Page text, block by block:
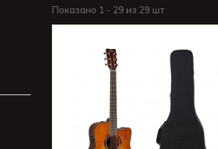
Показано 1 - 29 из 29 шт